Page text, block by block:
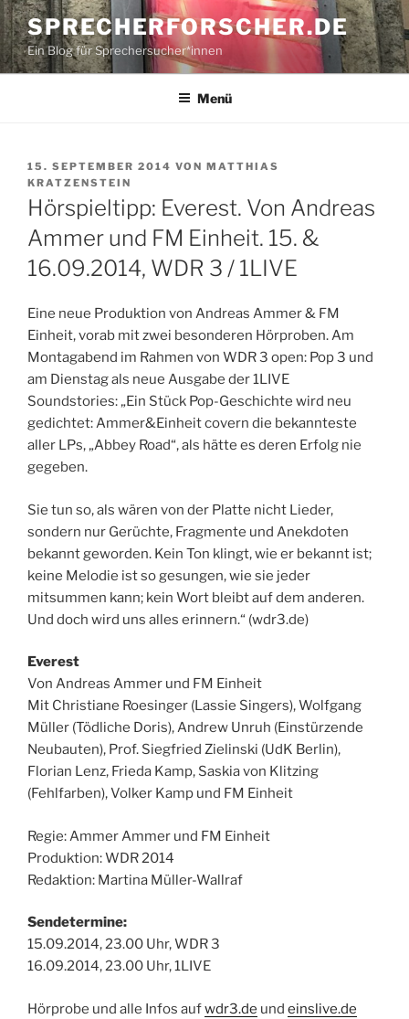
Zum
Inhalt
springen
SPRECHERFORSCHER.DE
Ein Blog für Sprechersucher*innen
Menü
VERÖFFENTLICHT
AM
15. SEPTEMBER 2014 VON MATTHIAS
KRATZENSTEIN
Hörspieltipp: Everest. Von Andreas
Ammer und FM Einheit. 15. &
16.09.2014, WDR 3 / 1LIVE
Eine neue Produktion von Andreas Ammer & FM
Einheit, vorab mit zwei besonderen Hörproben. Am
Montagabend im Rahmen von WDR 3 open: Pop 3 und
am Dienstag als neue Ausgabe der 1LIVE
Soundstories: „Ein Stück Pop-Geschichte wird neu
gedichtet: Ammer&Einheit covern die bekannteste
aller LPs, „Abbey Road“, als hätte es deren Erfolg nie
gegeben.
Sie tun so, als wären von der Platte nicht Lieder,
sondern nur Gerüchte, Fragmente und Anekdoten
bekannt geworden. Kein Ton klingt, wie er bekannt ist;
keine Melodie ist so gesungen, wie sie jeder
mitsummen kann; kein Wort bleibt auf dem anderen.
Und doch wird uns alles erinnern.“ (wdr3.de)
Everest
Von Andreas Ammer und FM Einheit
Mit Christiane Roesinger (Lassie Singers), Wolfgang
Müller (Tödliche Doris), Andrew Unruh (Einstürzende
Neubauten), Prof. Siegfried Zielinski (UdK Berlin),
Florian Lenz, Frieda Kamp, Saskia von Klitzing
(Fehlfarben), Volker Kamp und FM Einheit
Regie: Ammer Ammer und FM Einheit
Produktion: WDR 2014
Redaktion: Martina Müller-Wallraf
Sendetermine:
15.09.2014, 23.00 Uhr, WDR 3
16.09.2014, 23.00 Uhr, 1LIVE
Hörprobe und alle Infos aufwdr3.de und einslive.de